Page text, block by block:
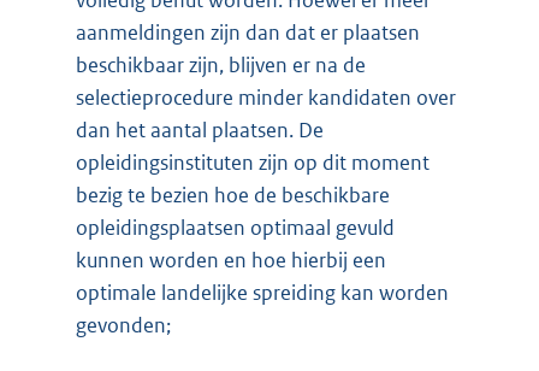
aanmeldingen zijn dan dat er plaatsen
beschikbaar zijn, blijven er na de
selectieprocedure minder kandidaten over
dan het aantal plaatsen. De
opleidingsinstituten zijn op dit moment
bezig te bezien hoe de beschikbare
opleidingsplaatsen optimaal gevuld
kunnen worden en hoe hierbij een
optimale landelijke spreiding kan worden
gevonden;